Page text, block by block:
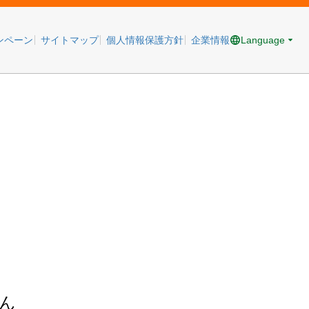
ペーン サイトマップ 個人情報保護方針 企業情報 Language